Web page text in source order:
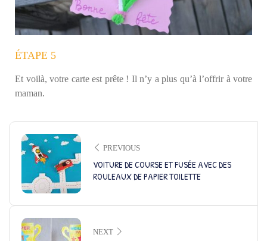
ÉTAPE 5
Et voilà, votre carte est prête ! Il n’y a plus qu’à l’offrir à votre
maman.
PREVIOUS
VOITURE DE COURSE ET FUSÉE AVEC DES
ROULEAUX DE PAPIER TOILETTE
NEXT